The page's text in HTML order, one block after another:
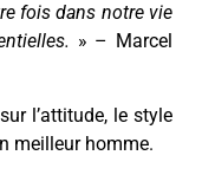
fois dans notre vie
» – Marcel
l’attitude, le style
meilleur homme.